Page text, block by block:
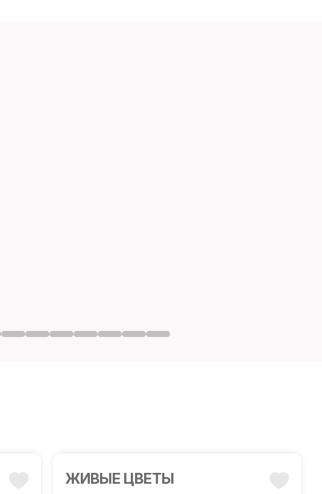
ЖИВЫЕ ЦВЕТЫ